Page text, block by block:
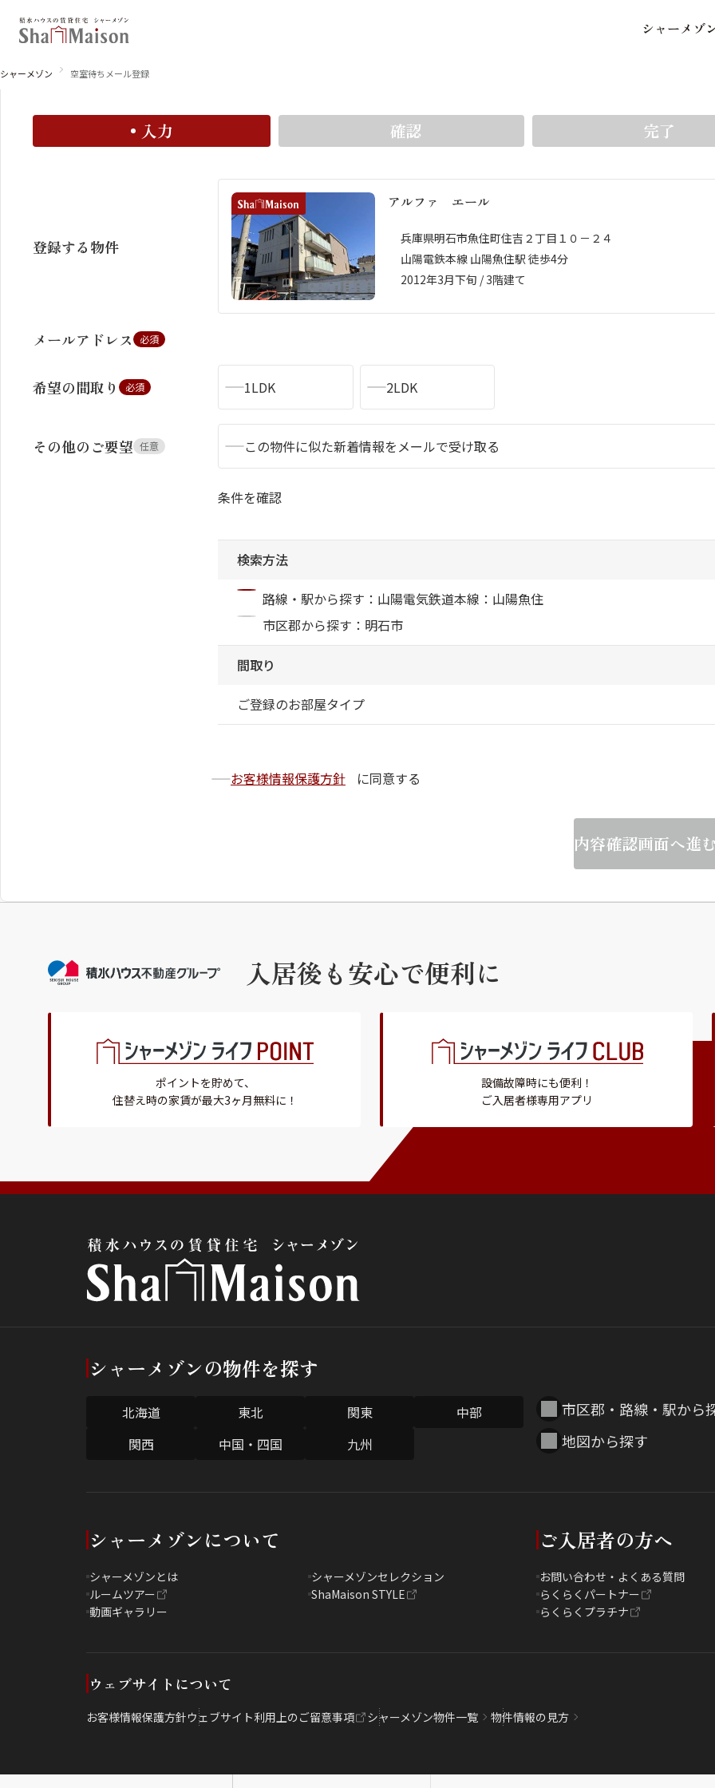
シ ャーメ ゾ
中部
中国・四国 九州
地図から探す
シャーメゾンセレクション ルームツアー
ShaMaison STYLE
シャーメゾン 空室待ちメール登録
空室お知らせメール登録
空室お知らせメールに登録すると、この物件の空室情報をいち早く受け取ることができます。5件まで登録可能
入力 確認 完了
登録する物件
アルファ エール
兵庫県明石市魚住町住吉２丁目１０－２４
山陽電鉄本線 山陽魚住駅 徒歩4分
2012年3月下旬 / 3階建て
メールアドレス 必須
希望の間取り 必須 1LDK 2LDK
その他のご要望 任意 この物件に似た新着情報をメールで受け取る
条件を確認
検索方法
路線・駅から探す：山陽電気鉄道本線：山陽魚住
市区郡から探す：明石市
間取り
ご登録のお部屋タイプ
お客様情報保護方針 に同意する
内容確認画面へ進む
入居後も安心で便利に
ポイントを貯めて、
住替え時の家賃が最大3ヶ月無料に！
設備故障時にも便利！
ご入居者様専用アプリ
シャーメゾンの物件を探す
北海道 東北 関東
中部
関西
中国・四国 九州
市区郡・路線・駅から
地図から探す
シャーメゾンについて
シャーメゾンとは
シャーメゾンセレクション
ルームツアー
ShaMaison STYLE
動画ギャラリー
ご入居者の方へ
お問い合わせ・よくある質問
らくらくパートナー
らくらくプラチナ
ウェブサイトについて
お客様情報保護方針ウェブサイト利用上のご留意事項 シャーメゾン物件一覧 物件情報の見方